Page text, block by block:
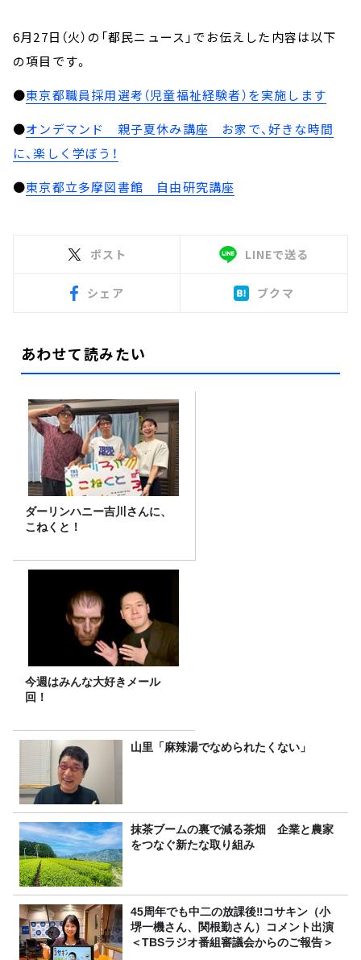
6月27日（火）の「都民ニュース」でお伝えした内容は以下
の項目です。
●東京都職員採用選考（児童福祉経験者）を実施します
●オンデマンド 親子夏休み講座 お家で、好きな時間
に、楽しく学ぼう！
●東京都立多摩図書館 自由研究講座
ポスト LINEで送る
シェア ブクマ
あわせて読みたい
ダーリンハニー吉川さんに、
こねくと！
今週はみんな大好きメール
回！
山里「麻辣湯でなめられたくない」
抹茶ブームの裏で減る茶畑 企業と農家
をつなぐ新たな取り組み
45周年でも中二の放課後‼コサキン（小
堺一機さん、関根勤さん）コメント出演
＜TBSラジオ番組審議会からのご報告＞